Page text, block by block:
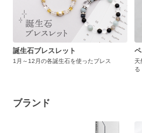
誕生石ブレスレット
1月～12月の各誕生石を使ったブレス
天
る
ブランド